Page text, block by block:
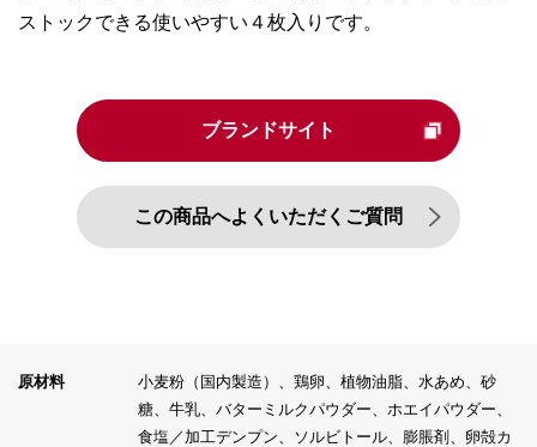
ストックできる使いやすい４枚入りです。
ブランドサイト
この商品へよくいただくご質問
原材料
小麦粉（国内製造）、鶏卵、植物油脂、水あめ、砂
糖、牛乳、バターミルクパウダー、ホエイパウダー、
食塩／加工デンプン、ソルビトール、膨脹剤、卵殻カ